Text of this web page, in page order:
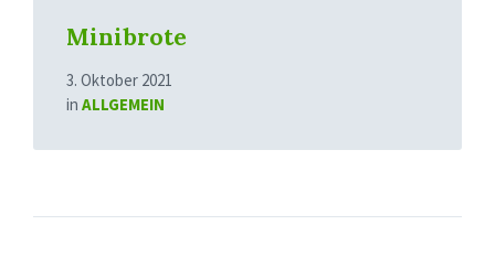
Minibrote
3. Oktober 2021
in ALLGEMEIN